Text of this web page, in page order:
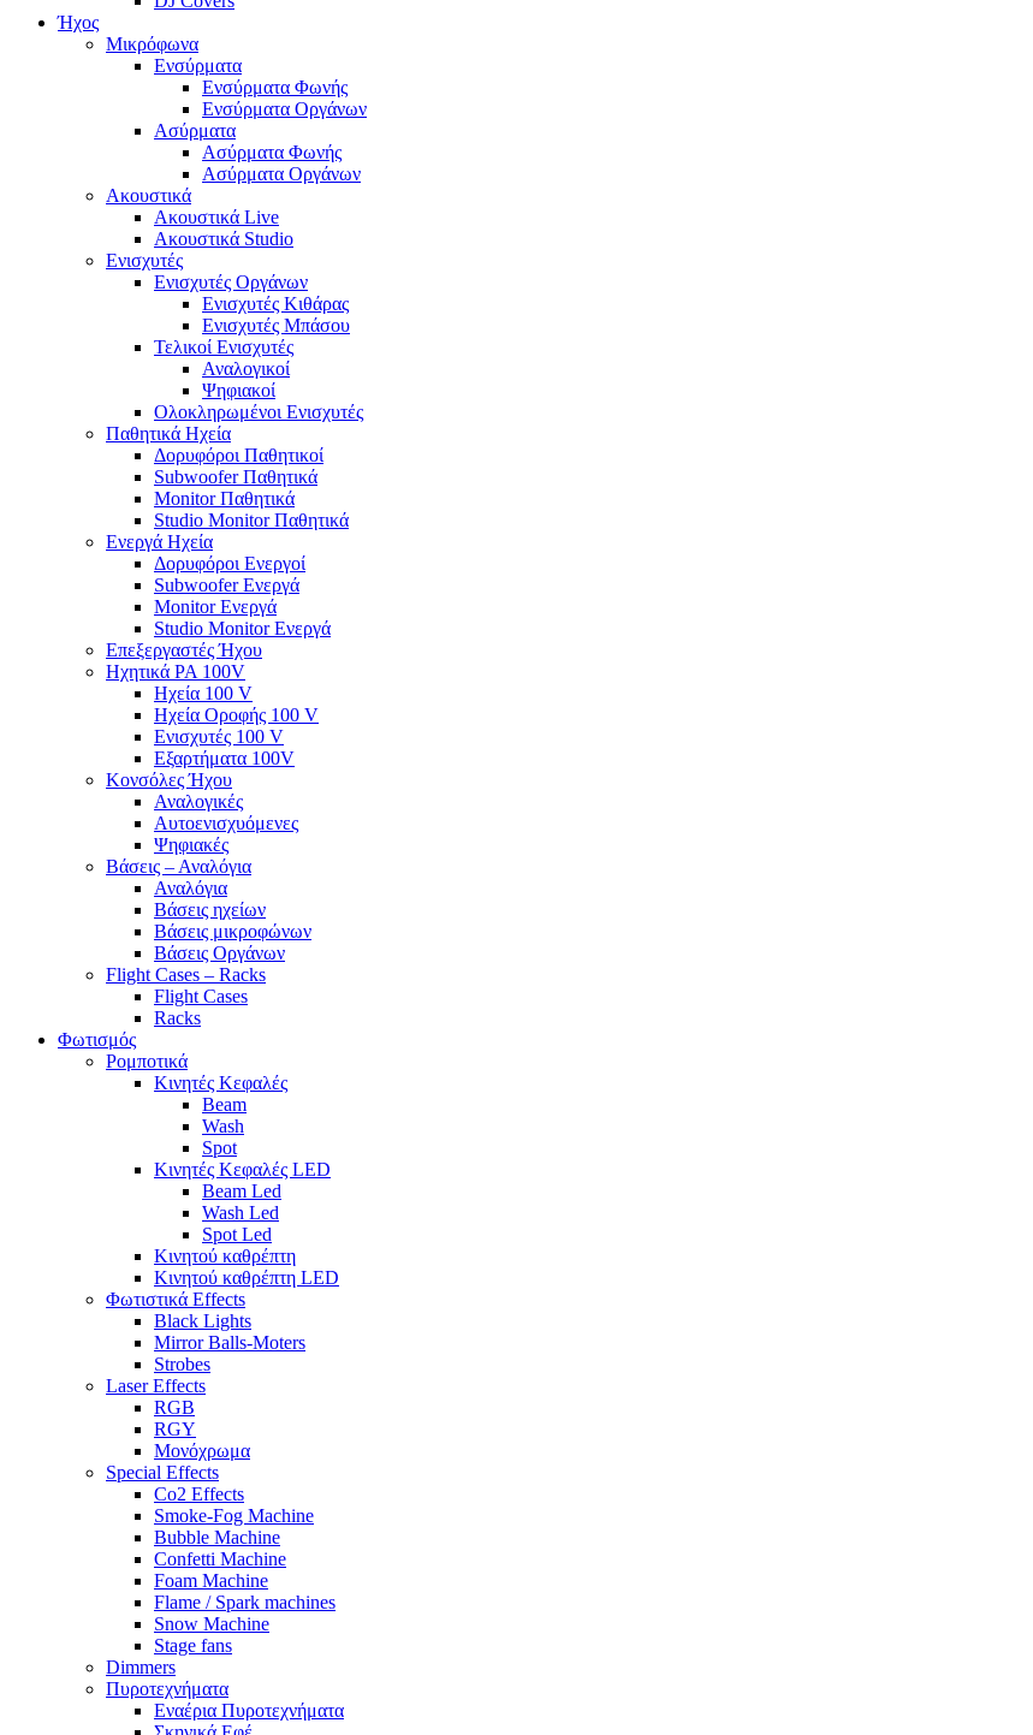
Ήχος
Μικρόφωνα
Ενσύρματα
Ενσύρματα Φωνής
Ενσύρματα Οργάνων
Ασύρματα
Ασύρματα Φωνής
Ασύρματα Οργάνων
Ακουστικά
Ακουστικά Live
Ακουστικά Studio
Ενισχυτές
Ενισχυτές Οργάνων
Ενισχυτές Κιθάρας
Ενισχυτές Μπάσου
Τελικοί Ενισχυτές
Αναλογικοί
Ψηφιακοί
Ολοκληρωμένοι Ενισχυτές
Παθητικά Ηχεία
Δορυφόροι Παθητικοί
Subwoofer Παθητικά
Monitor Παθητικά
Studio Monitor Παθητικά
Ενεργά Ηχεία
Δορυφόροι Ενεργοί
Subwoofer Ενεργά
Monitor Ενεργά
Studio Monitor Ενεργά
Επεξεργαστές Ήχου
Ηχητικά PA 100V
Ηχεία 100 V
Ηχεία Οροφής 100 V
Ενισχυτές 100 V
Εξαρτήματα 100V
Κονσόλες Ήχου
Αναλογικές
Αυτοενισχυόμενες
Ψηφιακές
Βάσεις – Αναλόγια
Αναλόγια
Βάσεις ηχείων
Βάσεις μικροφώνων
Βάσεις Οργάνων
Flight Cases – Racks
Flight Cases
Racks
Φωτισμός
Ρομποτικά
Κινητές Κεφαλές
Beam
Wash
Spot
Κινητές Κεφαλές LED
Beam Led
Wash Led
Spot Led
Κινητού καθρέπτη
Κινητού καθρέπτη LED
Φωτιστικά Effects
Black Lights
Mirror Balls-Moters
Strobes
Laser Effects
RGB
RGY
Μονόχρωμα
Special Effects
Co2 Effects
Smoke-Fog Machine
Bubble Machine
Confetti Machine
Foam Machine
Flame / Spark machines
Snow Machine
Stage fans
Dimmers
Πυροτεχνήματα
Εναέρια Πυροτεχνήματα